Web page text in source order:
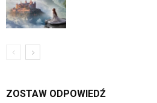
ZOSTAW ODPOWIEDŹ